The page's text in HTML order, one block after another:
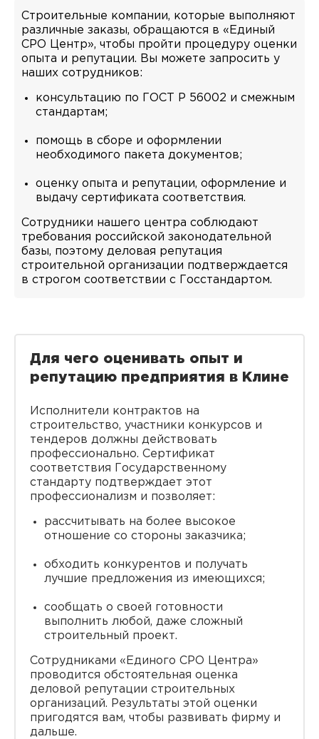
Строительные компании, которые выполняют
различные заказы, обращаются в «Единый
СРО Центр», чтобы пройти процедуру оценки
опыта и репутации. Вы можете запросить у
наших сотрудников:
консультацию по ГОСТ Р 56002 и смежным
стандартам;
помощь в сборе и оформлении
необходимого пакета документов;
оценку опыта и репутации, оформление и
выдачу сертификата соответствия.
Сотрудники нашего центра соблюдают
требования российской законодательной
базы, поэтому деловая репутация
строительной организации подтверждается
в строгом соответствии с Госстандартом.
Для чего оценивать опыт и
репутацию предприятия в Клине
Исполнители контрактов на
строительство, участники конкурсов и
тендеров должны действовать
профессионально. Сертификат
соответствия Государственному
стандарту подтверждает этот
профессионализм и позволяет:
рассчитывать на более высокое
отношение со стороны заказчика;
обходить конкурентов и получать
лучшие предложения из имеющихся;
сообщать о своей готовности
выполнить любой, даже сложный
строительный проект.
Сотрудниками «Единого СРО Центра»
проводится обстоятельная оценка
деловой репутации строительных
организаций. Результаты этой оценки
пригодятся вам, чтобы развивать фирму и
дальше.